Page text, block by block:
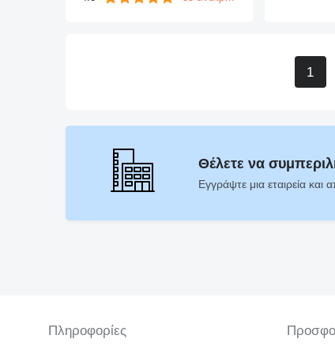
1
Θέλετε να
Εγγράψτε μια εταιρεία
Πληροφορίες